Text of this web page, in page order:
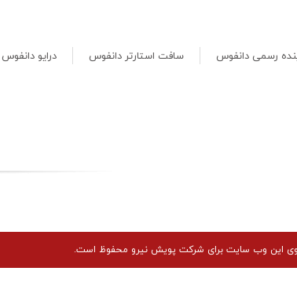
رسمی دانفوس سافت استارتر دانفوس درایو دانفوس
این وب سایت برای شرکت پویش نیرو محفوظ است.